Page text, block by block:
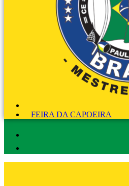
FEIRA DA CAPOEIRA